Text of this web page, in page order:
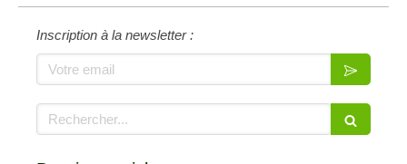
Inscription à la newsletter :
Votre email
Rechercher